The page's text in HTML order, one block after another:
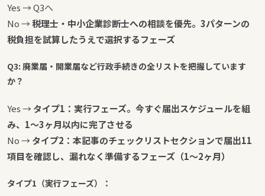
Yes → Q3へ
No →税理士・中小企業診断士への相談を優先。3パターンの
税負担を試算したうえで選択するフェーズ
Q3: 廃業届・開業届など行政手続きの全リストを把握しています
か？
Yes →タイプ1：実行フェーズ。今すぐ届出スケジュールを組
み、1〜3ヶ月以内に完了させる
No →タイプ2：本記事のチェックリストセクションで届出11
項目を確認し、漏れなく準備するフェーズ（1〜2ヶ月）
タイプ1（実行フェーズ）：